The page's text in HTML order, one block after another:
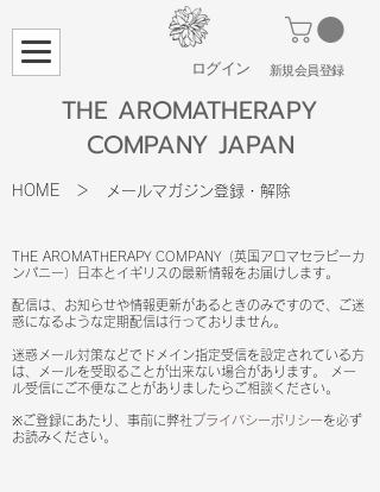
​新規会員登録
ログイン
THE AROMATHERAPY
COMPANY JAPAN
HOME ＞ メールマガジン登録・解除
THE AROMATHERAPY COMPANY（英国アロマセラピーカ
ンパニー）日本とイギリスの最新情報をお届けします。
配信は、お知らせや情報更新があるときのみですので、ご迷
惑になるような定期配信は行っておりません。
迷惑 メール対策などでドメイン指定受信を設定されている方
は、メールを受取ることが出来ない場合があります。 メー
ル受信にご不便なことがありましたらご相談ください。
※ご登録にあたり、事前に弊社 プライバシーポリシーを必ず
お読みください。